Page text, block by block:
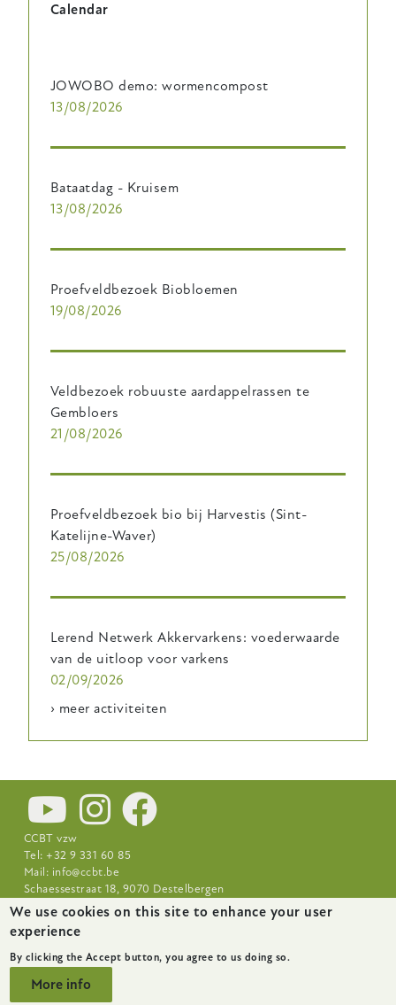
Calendar
JOWOBO demo: wormencompost
13/08/2026
Bataatdag - Kruisem
13/08/2026
Proefveldbezoek Biobloemen
19/08/2026
Veldbezoek robuuste aardappelrassen te
Gembloers
21/08/2026
Proefveldbezoek bio bij Harvestis (Sint-
Katelijne-Waver)
25/08/2026
Lerend Netwerk Akkervarkens: voederwaarde
van de uitloop voor varkens
02/09/2026
› meer activiteiten
CCBT vzw
Tel: +32 9 331 60 85
Mail: info@ccbt.be
Schaessestraat 18, 9070 Destelbergen
Footer-
menu
News About Research Centres
We use cookies on this site to enhance your user
experience
By clicking the Accept button, you agree to us doing so.
More info